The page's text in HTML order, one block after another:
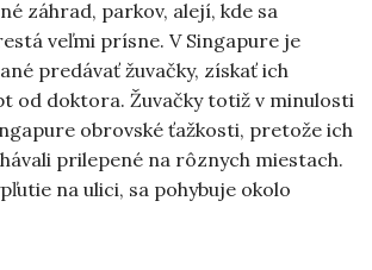
záhrad, parkov, alejí, kde sa
veľmi prísne. V Singapure je
predávať žuvačky, získať ich
od doktora. Žuvačky totiž v minulosti
obrovské ťažkosti, pretože ich
prilepené na rôznych miestach.
na ulici, sa pohybuje okolo